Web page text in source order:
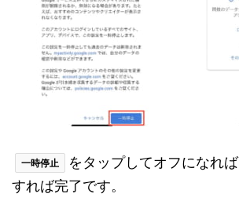
一時停止 をタップしてオフになれば
すれば完了です。